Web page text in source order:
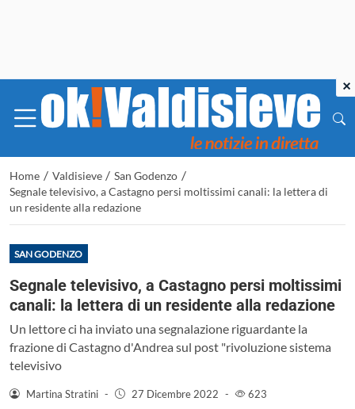
Home / Valdisieve / San Godenzo /
Segnale televisivo, a Castagno persi moltissimi canali: la lettera di
un residente alla redazione
SAN GODENZO
Segnale televisivo, a Castagno persi moltissimi
canali: la lettera di un residente alla redazione
Un lettore ci ha inviato una segnalazione riguardante la
frazione di Castagno d'Andrea sul post "rivoluzione sistema
televisivo
Martina Stratini - 27 Dicembre 2022 - 623
×